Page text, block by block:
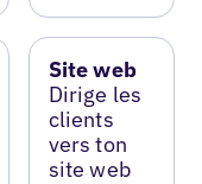
Site web
Dirige les
clients
vers ton
site web